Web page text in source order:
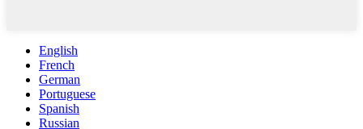
English
French
German
Portuguese
Spanish
Russian